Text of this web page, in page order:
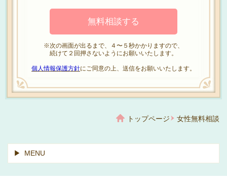
※次の画面が出るまで、４〜５秒かかりますので、
続けて２回押さないようにお願いいたします。
個人情報保護方針にご同意の上、送信をお願いいたします。
トップページ 女性無料相談
MENU